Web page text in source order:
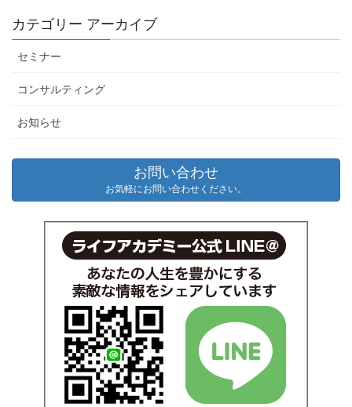
カテゴリー アーカイブ
セミナー
コンサルティング
お知らせ
お問い合わせ
お気軽にお問い合わせください。